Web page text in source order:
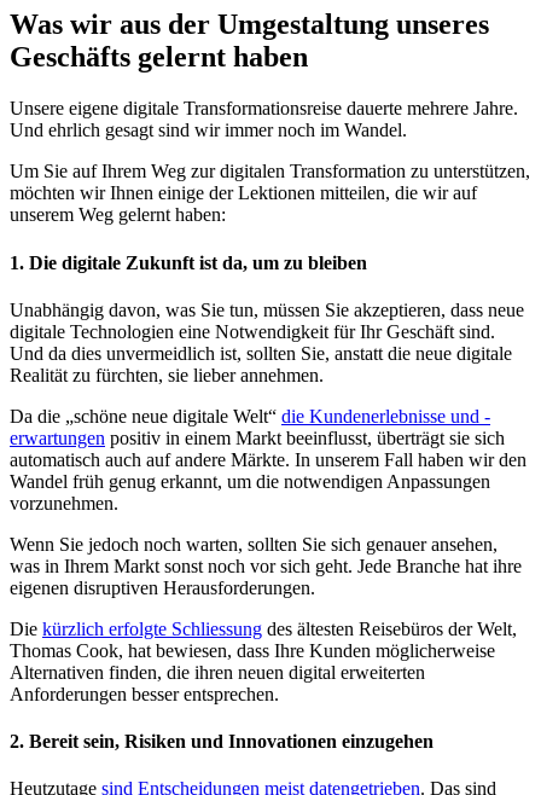
Was wir aus der Umgestaltung unseres
Geschäfts gelernt haben
Unsere eigene digitale Transformationsreise dauerte mehrere Jahre.
Und ehrlich gesagt sind wir immer noch im Wandel.
Um Sie auf Ihrem Weg zur digitalen Transformation zu unterstützen,
möchten wir Ihnen einige der Lektionen mitteilen, die wir auf
unserem Weg gelernt haben:
1. Die digitale Zukunft ist da, um zu bleiben
Unabhängig davon, was Sie tun, müssen Sie akzeptieren, dass neue
digitale Technologien eine Notwendigkeit für Ihr Geschäft sind.
Und da dies unvermeidlich ist, sollten Sie, anstatt die neue digitale
Realität zu fürchten, sie lieber annehmen.
Da die „schöne neue digitale Welt“ die Kundenerlebnisse und -
erwartungen positiv in einem Markt beeinflusst, überträgt sie sich
automatisch auch auf andere Märkte. In unserem Fall haben wir den
Wandel früh genug erkannt, um die notwendigen Anpassungen
vorzunehmen.
Wenn Sie jedoch noch warten, sollten Sie sich genauer ansehen,
was in Ihrem Markt sonst noch vor sich geht. Jede Branche hat ihre
eigenen disruptiven Herausforderungen.
Die kürzlich erfolgte Schliessung des ältesten Reisebüros der Welt,
Thomas Cook, hat bewiesen, dass Ihre Kunden möglicherweise
Alternativen finden, die ihren neuen digital erweiterten
Anforderungen besser entsprechen.
2. Bereit sein, Risiken und Innovationen einzugehen
Heutzutage sind Entscheidungen meist datengetrieben. Das sind